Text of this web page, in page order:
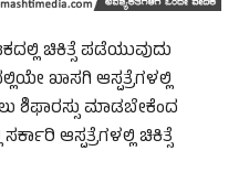
ಚಿಕಿತ್ಸೆ ಪಡೆಯುವುದು
ಖಾಸಗಿ ಆಸ್ಪತ್ರೆಗಳಲ್ಲಿ
ಮಾಡಬೇಕೆಂದ
ಆಸ್ಪತ್ರೆಗಳಲ್ಲಿ ಚಿಕಿತ್ಸೆ